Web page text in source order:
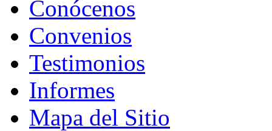
Conócenos
Convenios
Testimonios
Informes
Mapa del Sitio